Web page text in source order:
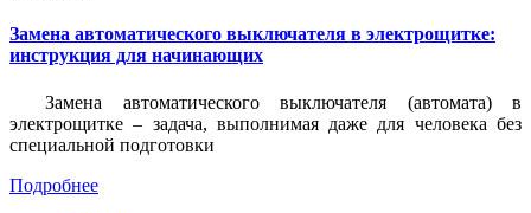
Замена автоматического выключателя в электрощитке:
инструкция для начинающих
Замена автоматического выключателя (автомата) в
электрощитке – задача, выполнимая даже для человека без
специальной подготовки
Подробнее